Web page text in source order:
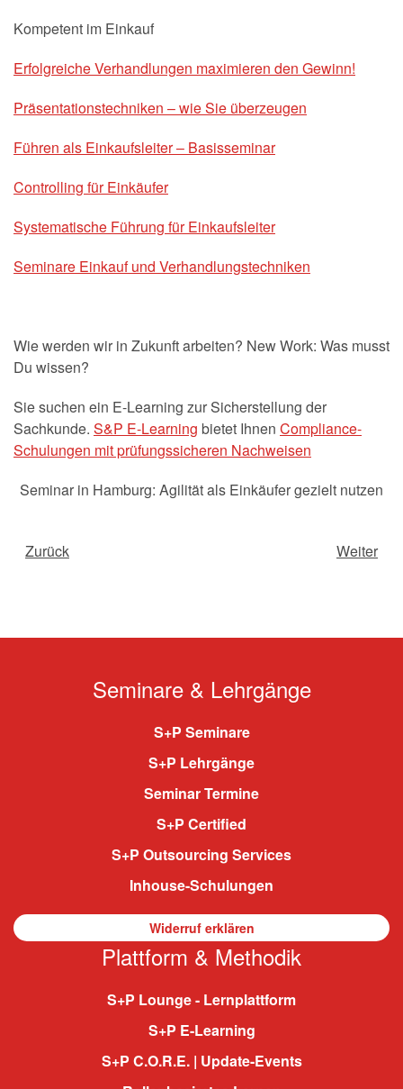
Kompetent im Einkauf
Erfolgreiche Verhandlungen maximieren den Gewinn!
Präsentationstechniken – wie Sie überzeugen
Führen als Einkaufsleiter – Basisseminar
Controlling für Einkäufer
Systematische Führung für Einkaufsleiter
Seminare Einkauf und Verhandlungstechniken
Wie werden wir in Zukunft arbeiten? New Work: Was musst
Du wissen?
Sie suchen ein E-Learning zur Sicherstellung der
Sachkunde. S&P E-Learning bietet Ihnen Compliance-
Schulungen mit prüfungssicheren Nachweisen
Seminar in Hamburg: Agilität als Einkäufer gezielt nutzen
Zurück Weiter
Seminare & Lehrgänge
S+P Seminare
S+P Lehrgänge
Seminar Termine
S+P Certified
S+P Outsourcing Services
Inhouse-Schulungen
Widerruf erklären
Plattform & Methodik
S+P Lounge - Lernplattform
S+P E-Learning
S+P C.O.R.E. | Update-Events